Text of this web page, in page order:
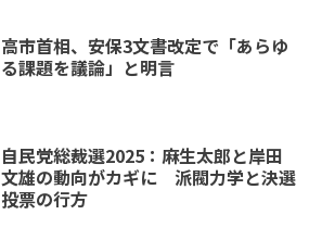
高市首相、安保3文書改定で「あらゆ
る課題を議論」と明言
自民党総裁選2025：麻生太郎と岸田
文雄の動向がカギに 派閥力学と決選
投票の行方